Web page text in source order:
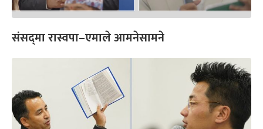
संसद्‍मा रास्वपा–एमाले आमनेसामने